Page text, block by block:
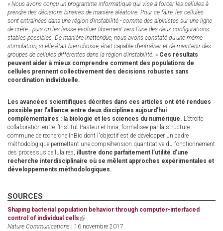
« Nous avons conçu un programme informatique qui vise à forcer les cellules à
prendre des décisions binaires de manière aléatoire. Pour ce faire, les cellules
sont entraînées dans une région d'instabilité - comme des alpinistes sur une ligne
de crête - puis on les laisse évoluer librement vers l'une des deux configurations
stables possibles. De manière inattendue, nous avons constaté qu'une même
stimulation, si elle était bien choisie, était capable d'entraîner et de maintenir des
groupes de cellules différentes dans la région d'instabilité. » Ces résultats
peuvent aider à mieux comprendre comment des populations de
cellules prennent collectivement des décisions robustes sans
coordination individuelle.
Les avancées scientifiques décrites dans ces articles ont été rendues
possible par l’alliance entre deux disciplines aujourd’hui
complémentaires : la biologie et les sciences du numérique. L’étroite
collaboration entre l’Institut Pasteur et Inria, formalisée par la structure
commune de recherche InBio dont l'objectif est de développer un cadre
méthodologique permettant une compréhension quantitative du fonctionnement
des processus cellulaires, illustre donc parfaitement l’utilité d’une
recherche interdisciplinaire où se mêlent approches expérimentales et
développements méthodologiques.
SOURCES
Shaping bacterial population behavior through computer-interfaced
control of individual cells (link
is
Nature Communications | 16 novembre 2017